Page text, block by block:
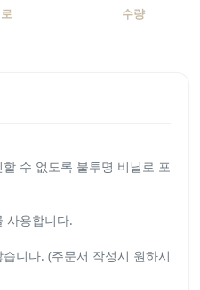
수량
수 없도록 불투명 비닐로 포
사용합니다.
니다. (주문서 작성시 원하시